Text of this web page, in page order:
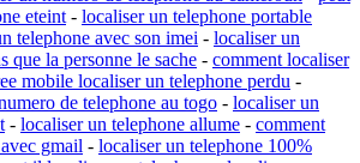
eteint - localiser un telephone portable
telephone avec son imei - localiser un
que la personne le sache - comment localiser
mobile localiser un telephone perdu -
de telephone au togo - localiser un
- localiser un telephone allume - comment
gmail - localiser un telephone 100%